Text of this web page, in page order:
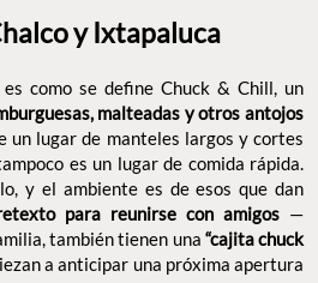
y Ixtapaluca
como se define Chuck & Chill, un
malteadas y otros antojos
un lugar de manteles largos y cortes
es un lugar de comida rápida.
y el ambiente es de esos que dan
para reunirse con amigos —
también tienen una “cajita chuck
a anticipar una próxima apertura